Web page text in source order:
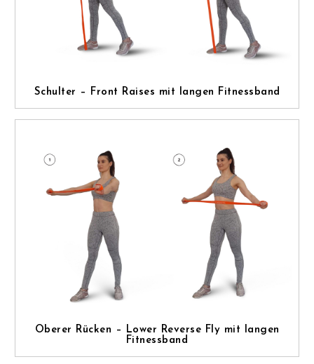
Schulter – Front Raises mit langen Fitnessband
Oberer Rücken – Lower Reverse Fly mit langen
Fitnessband